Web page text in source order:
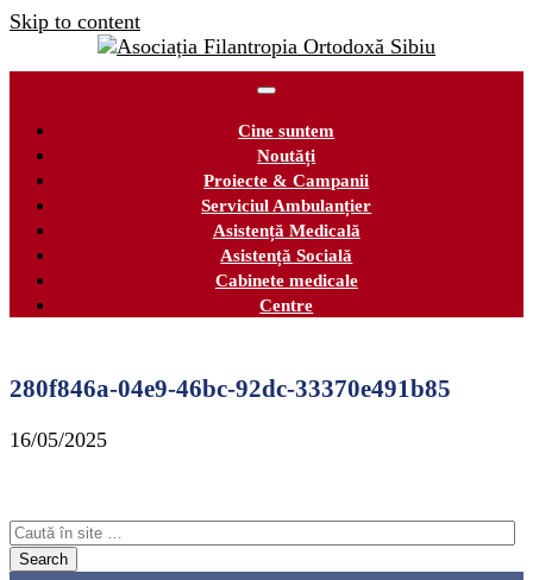
Skip to content
Cine suntem
Noutăți
Proiecte & Campanii
Serviciul Ambulanțier
Asistență Medicală
Asistență Socială
Cabinete medicale
Centre
280f846a-04e9-46bc-92dc-33370e491b85
16/05/2025